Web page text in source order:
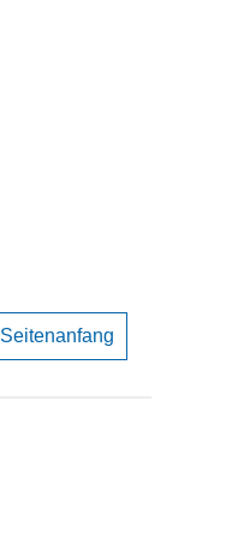
Seitenanfang